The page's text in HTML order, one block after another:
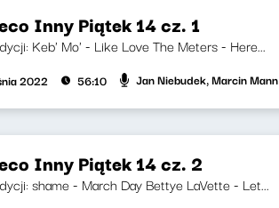
Inny Piątek 14 cz. 1
Keb' Mo' - Like Love The Meters - Here...
2022 56:10 Jan Niebudek, Marcin Mann
Inny Piątek 14 cz. 2
shame - March Day Bettye LaVette - Let...